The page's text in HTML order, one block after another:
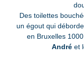
Des toilettes
un égout qui
en Bruxelles
Andréet